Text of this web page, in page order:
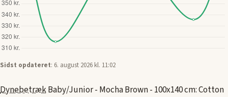
Sidst opdateret: 6. august 2026 kl. 11:02
DynebetrækBaby/Junior - Mocha Brown - 100x140 cm: Cotton